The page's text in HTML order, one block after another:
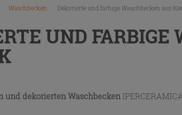
Waschbecken Dekorierte und farbige Waschbecken aus
UND FARBIGE
und dekorierten Waschbecken IPERCERAMICA.